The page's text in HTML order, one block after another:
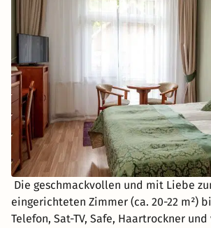
Die geschmackvollen und mit Liebe
eingerichteten Zimmer (ca. 20-22 m²)
Telefon, Sat-TV, Safe, Haartrockner und